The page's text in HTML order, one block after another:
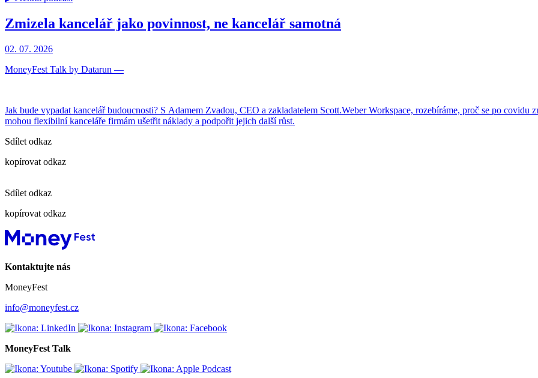
Zmizela kancelář jako povinnost, ne kancelář samotná
02. 07. 2026
MoneyFest Talk by Datarun —
Jak bude vypadat kancelář budoucnosti? S Adamem Zvadou, CEO a zakladatelem Scott.Weber Workspace, rozebíráme, proč se po covidu
mohou flexibilní kanceláře firmám ušetřit náklady a podpořit jejich další růst.
Sdílet odkaz
kopírovat odkaz
Sdílet odkaz
kopírovat odkaz
Kontaktujte nás
MoneyFest
info@moneyfest.cz
MoneyFest Talk